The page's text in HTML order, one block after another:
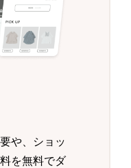
や、ショッ
を無料でダ